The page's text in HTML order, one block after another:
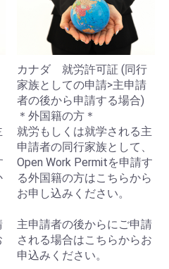
カナダ 就労許可証 (同行
家族としての申請>主申請
者の後から申請する場合)
＊外国籍の方＊
就労もしくは就学される主
申請者の同行家族として、
Open Work Permitを申請す
る外国籍の方はこちらから
お申し込みください。
主申請者の後からにご申請
される場合はこちらからお
申込みください。